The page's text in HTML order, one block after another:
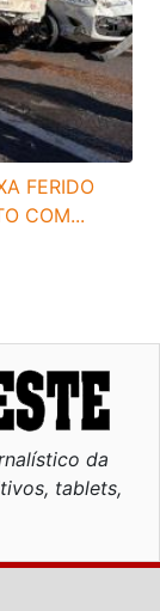
FERIDO
COM...
da
tablets,